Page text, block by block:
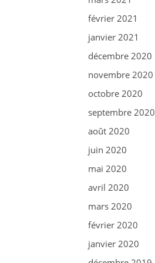
février 2021
janvier 2021
décembre 2020
novembre 2020
octobre 2020
septembre 2020
août 2020
juin 2020
mai 2020
avril 2020
mars 2020
février 2020
janvier 2020